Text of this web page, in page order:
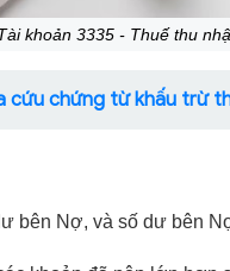
khoản 3335 - Thuế thu
cứu chứng từ khấu trừ
bên Nợ, và số dư bên